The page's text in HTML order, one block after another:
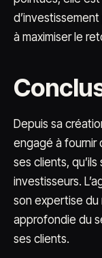
à maximiser le
Depuis sa
engagé à fournir
ses clients,
investisseurs.
son expertise du
approfondie du
ses clients.